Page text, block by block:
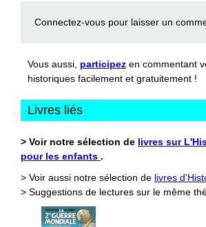
Connectez-vous pour laisser un
Vous aussi, participez en commentant
historiques facilement et gratuitement !
Livres liés
> Voir notre sélection de livres sur
pour les enfants .
> Voir aussi notre sélection de livres
> Suggestions de lectures sur le même